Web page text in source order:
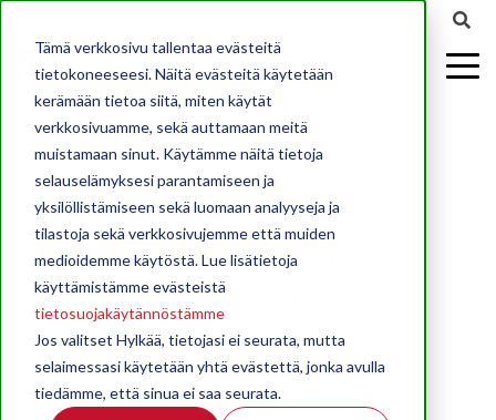
Tämä verkkosivu tallentaa evästeitä
tietokoneeseesi. Näitä evästeitä käytetään
kerämään tietoa siitä, miten käytät
verkkosivuamme, sekä auttamaan meitä
muistamaan sinut. Käytämme näitä tietoja
selauselämyksesi parantamiseen ja
yksilöllistämiseen sekä luomaan analyyseja ja
tilastoja sekä verkkosivujemme että muiden
medioidemme käytöstä. Lue lisätietoja
käyttämistämme evästeistä
tietosuojakäytännöstämme
Jos valitset Hylkää, tietojasi ei seurata, mutta
selaimessasi käytetään yhtä evästettä, jonka avulla
tiedämme, että sinua ei saa seurata.